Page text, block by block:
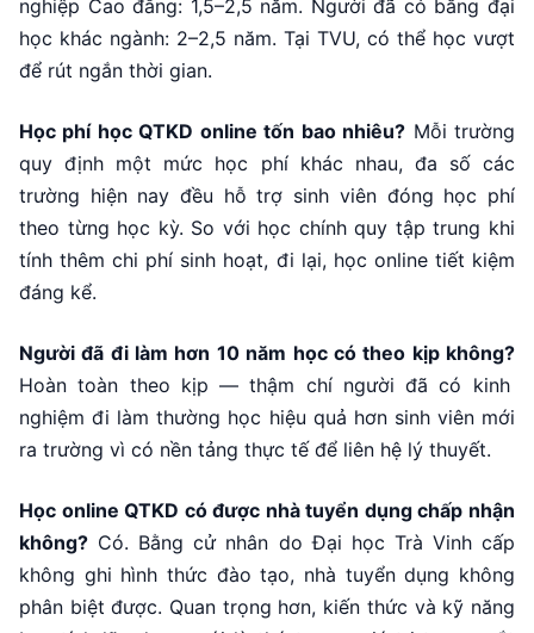
nghiệp Cao đẳng: 1,5–2,5 năm. Người đã có bằng đại
học khác ngành: 2–2,5 năm. Tại TVU, có thể học vượt
để rút ngắn thời gian.
Học phí học QTKD online tốn bao nhiêu? Mỗi trường
quy định một mức học phí khác nhau, đa số các
trường hiện nay đều hỗ trợ sinh viên đóng học phí
theo từng học kỳ. So với học chính quy tập trung khi
tính thêm chi phí sinh hoạt, đi lại, học online tiết kiệm
đáng kể.
Người đã đi làm hơn 10 năm học có theo kịp không?
Hoàn toàn theo kịp — thậm chí người đã có kinh
nghiệm đi làm thường học hiệu quả hơn sinh viên mới
ra trường vì có nền tảng thực tế để liên hệ lý thuyết.
Học online QTKD có được nhà tuyển dụng chấp nhận
không? Có. Bằng cử nhân do Đại học Trà Vinh cấp
không ghi hình thức đào tạo, nhà tuyển dụng không
phân biệt được. Quan trọng hơn, kiến thức và kỹ năng